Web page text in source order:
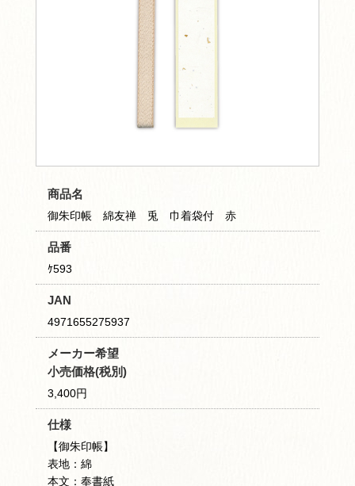
商品名
御朱印帳 綿友禅 兎 巾着袋付 赤
品番
ｹ593
JAN
4971655275937
メーカー希望
小売価格(税別)
3,400円
仕様
【御朱印帳】
表地：綿
本文：奉書紙